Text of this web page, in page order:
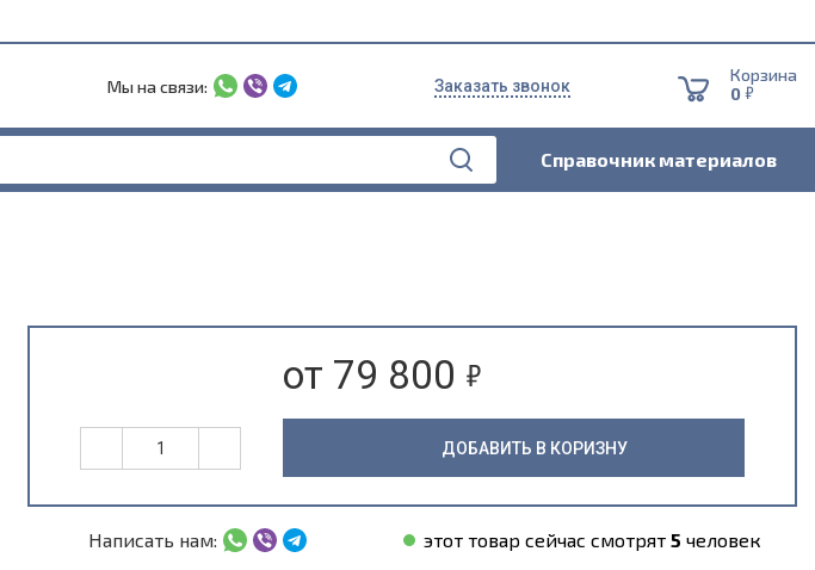
Мы на связи: Заказать звонок
Корзина
0 5
Справочник материалов
от 79 800 5
ДОБАВИТЬ В КОРИЗНУ
Написать нам: этот товар сейчас смотрят 5 человек